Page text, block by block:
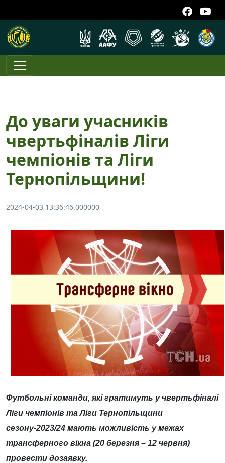
До уваги учасників
чвертьфіналів Ліги
чемпіонів та Ліги
Тернопільщини!
2024-04-03 13:36:46.000000
Футбольні команди, які гратимуть у чвертьфіналі
Ліги чемпіонів та Ліги Тернопільщини
сезону-2023/24 мають можливість у межах
трансферного вікна (20 березня – 12 червня)
провести дозаявку.